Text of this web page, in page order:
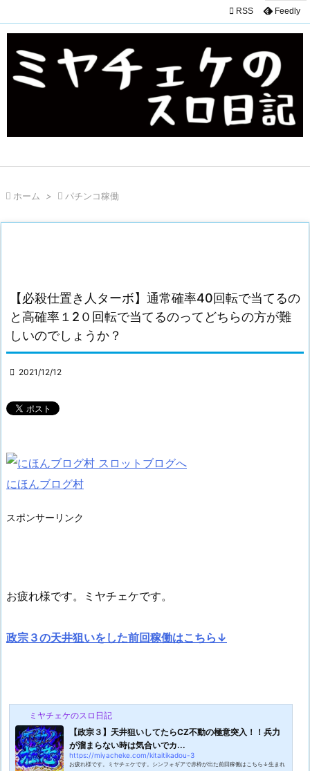
 RSS Feedly
 ホーム >  パチンコ稼働
【必殺仕置き人ターボ】通常確率40回転で当てるの
と高確率１2０回転で当てるのってどちらの方が難
しいのでしょうか？
 2021/12/12
にほんブログ村
スポンサーリンク
お疲れ様です。ミヤチェケです。
政宗３の天井狙いをした前回稼働はこちら↓
ミヤチェケのスロ日記
【政宗３】天井狙いしてたらCZ不動の極意突入！！兵力
が溜まらない時は気合いでカ...
https://miyacheke.com/kitaitikadou-3
お疲れ様です。ミヤチェケです。シンフォギアで赤枠が出た前回稼働はこちら↓生まれ